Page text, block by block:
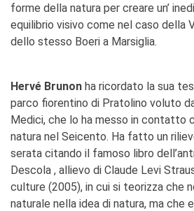
forme della natura per creare un’
equilibrio visivo come nel caso della
dello stesso Boeri a Marsiglia.
Hervé Brunon ha ricordato la sua
parco fiorentino di Pratolino voluto
Medici, che lo ha messo in contatto
natura nel Seicento. Ha fatto un
serata citando il famoso libro
Descola , allievo di Claude Levi
culture (2005), in cui si teorizza che
naturale nella idea di natura, ma che